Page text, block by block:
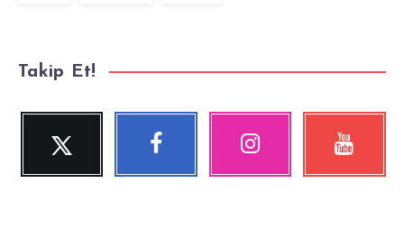
Takip Et!
Twitter Facebook Instagram
Fotoğraflarımız!
YouTube
Videolara